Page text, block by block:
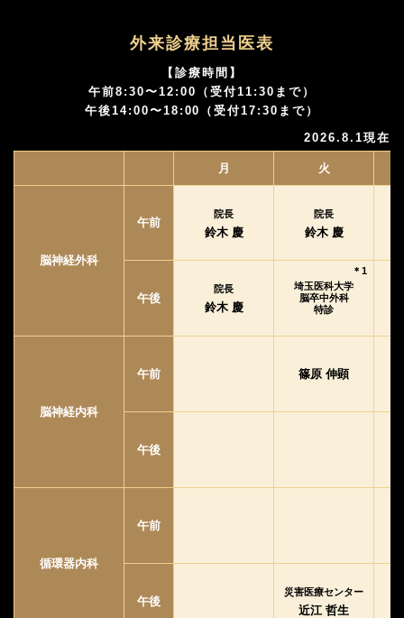
外来診療担当医表
【診療時間】
午前8:30〜12:00（受付11:30まで）
午後14:00〜18:00（受付17:30まで）
2026.8.1現在
月 火
脳神経外科
午前
院長
鈴木 慶
院長
鈴木 慶
午後
院長
鈴木 慶
＊1
埼玉医科大学
脳卒中外科
特診
脳神経内科
午前 篠原 伸顕
午後
循環器内科
午前
午後
災害医療センター
近江 哲生